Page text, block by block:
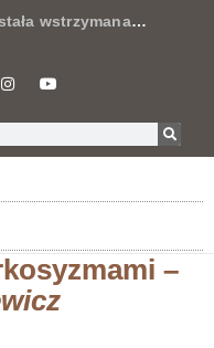
wstrzymana…
–